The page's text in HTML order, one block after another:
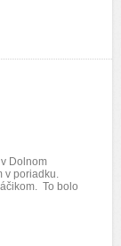
Dolnom
v poriadku.
To bolo